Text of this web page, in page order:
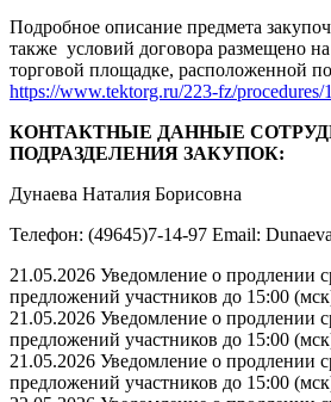
Подробное описание предмета
также условий договора размещено
торговой площадке, расположенной
https://www.tektorg.ru/223-fz/procedures/
КОНТАКТНЫЕ ДАННЫЕ
ПОДРАЗДЕЛЕНИЯ ЗАКУПОК:
Дунаева Наталия Борисовна
Телефон: (49645)7-14-97 Email:
21.05.2026 Уведомление о продлении
предложений участников до 15:00
21.05.2026 Уведомление о продлении
предложений участников до 15:00
21.05.2026 Уведомление о продлении
предложений участников до 15:00